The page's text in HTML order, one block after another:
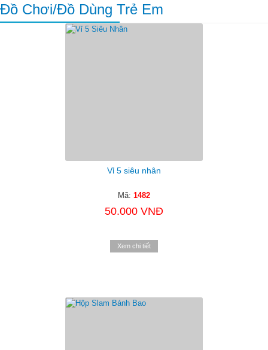
Đồ Chơi/đồ Dùng Trẻ Em
Vỉ 5 siêu nhân
Mã: 1482
50.000 VNĐ
Xem chi tiết